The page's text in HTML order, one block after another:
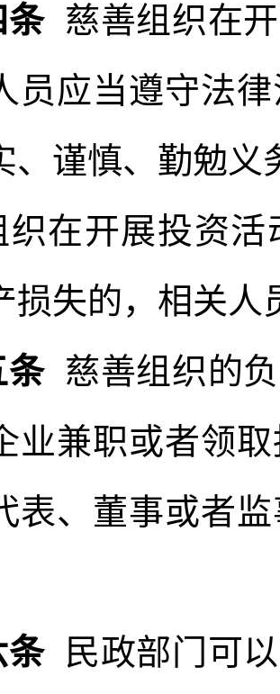
条慈善组织在开
员应当遵守法
、谨慎、勤勉义
织在开展投资
损失的，相关人
条慈善组织的负
业兼职或者领
表、董事或者
条民政部门可以